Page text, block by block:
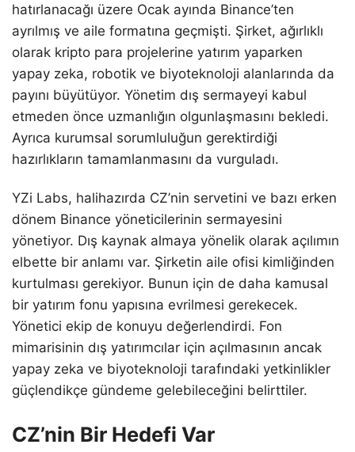
hatırlanacağı üzere Ocak ayında Binance’ten
ayrılmış ve aile formatına geçmişti. Şirket, ağırlıklı
olarak kripto para projelerine yatırım yaparken
yapay zeka, robotik ve biyoteknoloji alanlarında da
payını büyütüyor. Yönetim dış sermayeyi kabul
etmeden önce uzmanlığın olgunlaşmasını bekledi.
Ayrıca kurumsal sorumluluğun gerektirdiği
hazırlıkların tamamlanmasını da vurguladı.
YZi Labs, halihazırda CZ’nin servetini ve bazı erken
dönem Binance yöneticilerinin sermayesini
yönetiyor. Dış kaynak almaya yönelik olarak açılımın
elbette bir anlamı var. Şirketin aile ofisi kimliğinden
kurtulması gerekiyor. Bunun için de daha kamusal
bir yatırım fonu yapısına evrilmesi gerekecek.
Yönetici ekip de konuyu değerlendirdi. Fon
mimarisinin dış yatırımcılar için açılmasının ancak
yapay zeka ve biyoteknoloji tarafındaki yetkinlikler
güçlendikçe gündeme gelebileceğini belirttiler.
CZ’nin Bir Hedefi Var